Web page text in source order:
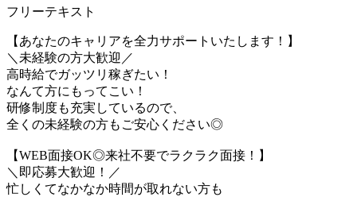
フリーテキスト
【あなたのキャリアを全力サポートいたします！】
＼未経験の方大歓迎／
高時給でガッツリ稼ぎたい！
なんて方にもってこい！
研修制度も充実しているので、
全くの未経験の方もご安心ください◎
【WEB面接OK◎来社不要でラクラク面接！】
＼即応募大歓迎！／
忙しくてなかなか時間が取れない方も